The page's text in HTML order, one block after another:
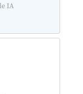
IA